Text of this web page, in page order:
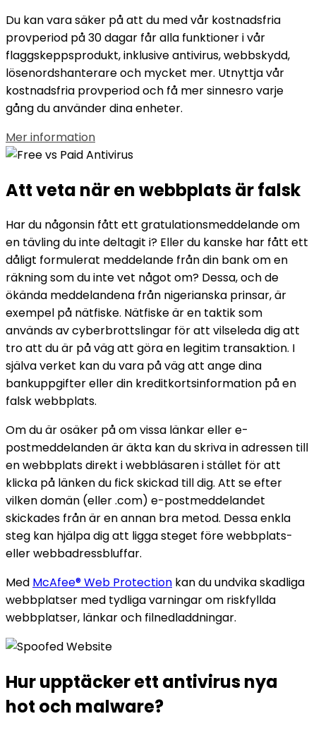
Du kan vara säker på att du med vår kostnadsfria
provperiod på 30 dagar får alla funktioner i vår
flaggskeppsprodukt, inklusive antivirus, webbskydd,
lösenordshanterare och mycket mer. Utnyttja vår
kostnadsfria provperiod och få mer sinnesro varje
gång du använder dina enheter.
Mer information
Att veta när en webbplats ärfalsk
Har du någonsin fått ett gratulationsmeddelande om
en tävling du inte deltagit i? Eller du kanske har fått ett
dåligt formulerat meddelande från din bank om en
räkning som du inte vet något om? Dessa, och de
ökända meddelandena från nigerianska prinsar, är
exempel på nätfiske. Nätfiske är en taktik som
används av cyberbrottslingar för att vilseleda dig att
tro att du är på väg att göra en legitim transaktion. I
själva verket kan du vara på väg att ange dina
bankuppgifter eller din kreditkortsinformation på en
falsk webbplats.
Om du är osäker på om vissa länkar eller e-
postmeddelanden är äkta kan du skriva in adressen till
en webbplats direkt i webbläsaren i stället för att
klicka på länken du fick skickad till dig. Att se efter
vilken domän (eller .com) e-postmeddelandet
skickades från är en annan bra metod. Dessa enkla
steg kan hjälpa dig att ligga steget före webbplats-
eller webbadressbluffar.
Med McAfee® Web Protection kan du undvika skadliga
webbplatser med tydliga varningar om riskfyllda
webbplatser, länkar och filnedladdningar.
Hurupptäckerett antivirus nya
hot och malware?